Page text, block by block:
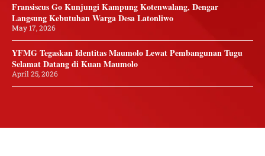
Fransiscus Go Kunjungi Kampung Kotenwalang, Dengar
Langsung Kebutuhan Warga Desa Latonliwo
May 17, 2026
YFMG Tegaskan Identitas Maumolo Lewat Pembangunan Tugu
Selamat Datang di Kuan Maumolo
April 25, 2026